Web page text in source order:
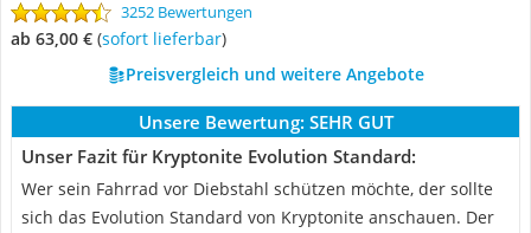
3252 Bewertungen
ab 63,00 € ( Sofort lieferbar)
Preisvergleich und weitere Angebote
Unsere Bewertung: SEHR GUT
Unser Fazit für Kryptonite Evolution Standard:
Wer sein Fahrrad vor Diebstahl schützen möchte, der sollte
sich das Evolution Standard von Kryptonite anschauen. Der